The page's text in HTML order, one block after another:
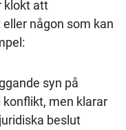
klokt att
någon som kan
syn på
men klarar
beslut